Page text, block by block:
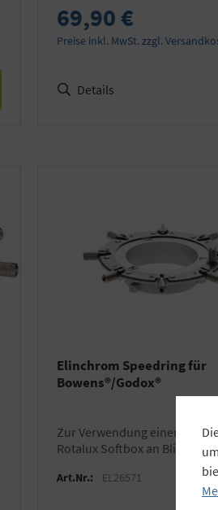
69,90 €
Preise inkl. MwSt. zzgl.
Details
Elinchrom Speedring für
Bowens®/Godox®
zur Verwendung einer Elinchrom
Rotalux Softbox an Blitzen mit
Art.Nr.: EL26571